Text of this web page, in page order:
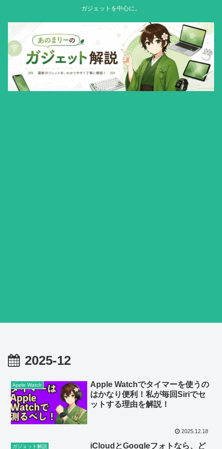
ガジェットを中心に。
2025-12
Apple Watch
Apple Watchでタイマーを使うの
はかなり便利！私が毎回Siriでセ
ットする理由を解説！
2025.12.18
ガジェット解説
iCloudとGoogleフォトなら、ど